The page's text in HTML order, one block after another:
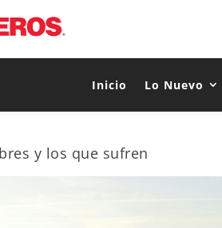
Inicio Lo Nuevo
y los que sufren